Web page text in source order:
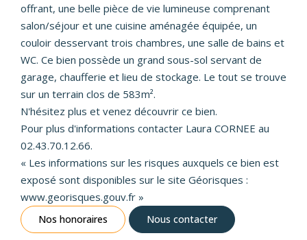
offrant, une belle pièce de vie lumineuse comprenant
salon/séjour et une cuisine aménagée équipée, un
couloir desservant trois chambres, une salle de bains et
WC. Ce bien possède un grand sous-sol servant de
garage, chaufferie et lieu de stockage. Le tout se trouve
sur un terrain clos de 583m².
N'hésitez plus et venez découvrir ce bien.
Pour plus d'informations contacter Laura CORNEE au
02.43.70.12.66.
« Les informations sur les risques auxquels ce bien est
exposé sont disponibles sur le site Géorisques :
www.georisques.gouv.fr »
Nos honoraires Nous contacter